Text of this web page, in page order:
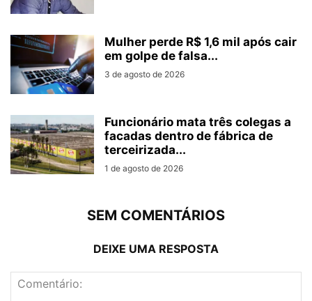
Mulher perde R$ 1,6 mil após cair
em golpe de falsa...
3 de agosto de 2026
Funcionário mata três colegas a
facadas dentro de fábrica de
terceirizada...
1 de agosto de 2026
SEM COMENTÁRIOS
DEIXE UMA RESPOSTA